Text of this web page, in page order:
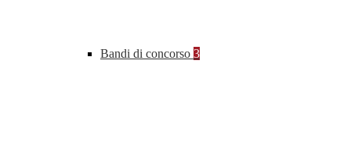
Bandi di concorso 3